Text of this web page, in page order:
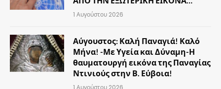
1 Αυγούστου 2026
Αύγουστος: Καλή Παναγιά! Καλό
Μήνα! -Με Υγεία και Δύναμη-Η
θαυματουργή εικόνα της Παναγίας
Ντινιούς στην Β. Εύβοια!